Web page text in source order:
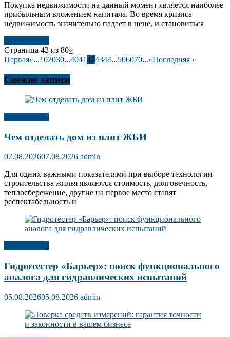
Покупка недвижимости на данный момент является наиболее
прибыльным вложением капитала. Во время кризиса
недвижимость значительно падает в цене, и становиться
Страница 42 из 80«
Первая«...102030...4041424344...506070...»Последняя »
Свежие записи
Чем отделать дом из плит ЖБИ
07.08.202607.08.2026 admin
Для одних важными показателями при выборе технологии
строительства жилья являются стоимость, долговечность,
теплосбережение, другие на первое место ставят
респектабельность и
Гидротестер «Барьер»: поиск функционального
аналога для гидравлических испытаний
05.08.202605.08.2026 admin